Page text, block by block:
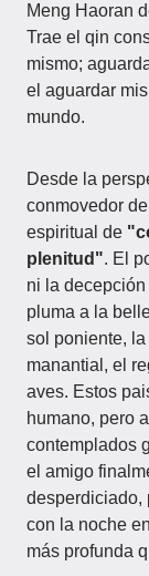
Meng Haoran
Trae el qin
mismo;
el aguardar
mundo.
Desde la
conmovedor
espiritual de
plenitud". El
ni la
pluma a la
sol poniente,
manantial, el
aves. Estos
humano, pero
contemplados
el amigo
desperdiciado,
con la noche
más profunda